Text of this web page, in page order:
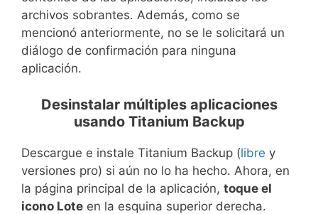
archivos sobrantes. Además, como se
mencionó anteriormente, no se le solicitará un
diálogo de confirmación para ninguna
aplicación.
Desinstalar múltiples aplicaciones
usando Titanium Backup
Descargue e instale Titanium Backup (libre y
versiones pro) si aún no lo ha hecho. Ahora, en
la página principal de la aplicación, toque el
icono Lote en la esquina superior derecha.